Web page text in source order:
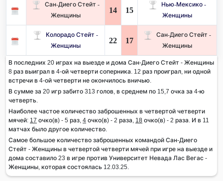
Сан-Диего Стейт -
Женщины
14 15
Нью-Мексико -
Женщины
Колорадо Стейт -
Женщины
22 17
Сан-Диего Стейт -
Женщины
В последних 20 играх на выезде и дома Сан-Диего Стейт - Женщины
8 раз выиграл в 4-ой четверти соперника. 12 раз проиграл, ни одной
встречи в 4-ой четверти не окончилось вничью.
В сумме за 20 игр забито 313 голов, в среднем по 15,7 очка за 4-ю
четверть.
Наиболее частое количество заброшенных в четвертой четверти
мячей: 17 очко(в) - 5 раз, 4 очко(в) - 2 раза, 18 очко(в) - 2 раза. И в 11
матчах было другое количество.
Самое большое количество заброшенных командой Сан-Диего
Стейт - Женщины в четвертой четверти мячей при игре на выезде и
дома составило 23 в игре против Университет Невада Лас Вегас -
Женщины, которая состоялась 12.03.25.